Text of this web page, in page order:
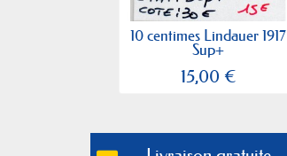
10 centimes Lindauer 1917
Sup+
15,00 €